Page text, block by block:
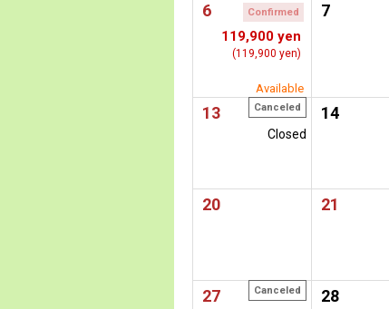
6 Confirmed
119,900 yen
(119,900 yen)
Available
7
13 Canceled
Closed
14
20 21
27 Canceled 28